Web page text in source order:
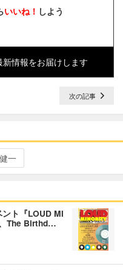
いいね！ しよう
情報をお届けします
次の記事
一
ト『LOUD MI
The Birthd…